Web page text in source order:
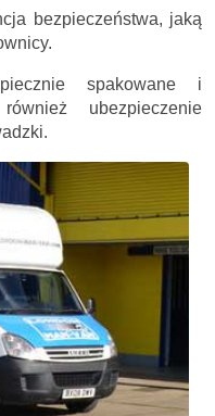
bezpieczeństwa, jaką
spakowane i
ubezpieczenie